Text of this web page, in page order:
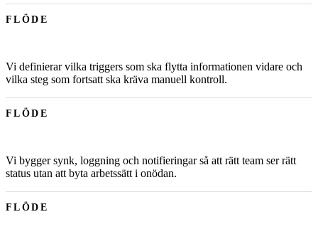
FLÖDE
Vi definierar vilka triggers som ska flytta informationen vidare och
vilka steg som fortsatt ska kräva manuell kontroll.
FLÖDE
Vi bygger synk, loggning och notifieringar så att rätt team ser rätt
status utan att byta arbetssätt i onödan.
FLÖDE